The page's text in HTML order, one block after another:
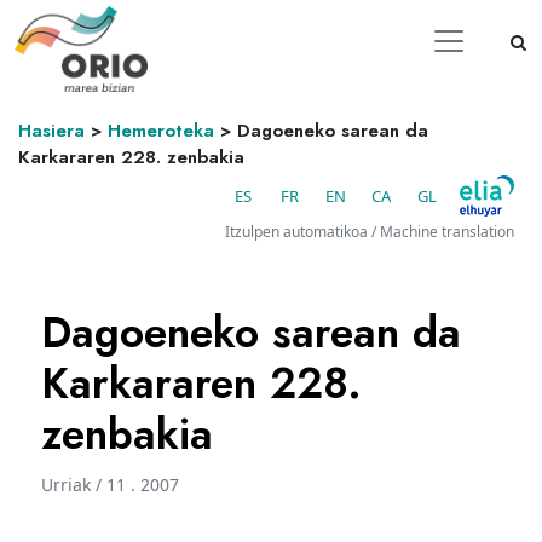
Hasiera > Hemeroteka > Dagoeneko sarean da
Karkararen 228. zenbakia
ES FR EN CA GL
Itzulpen automatikoa / Machine translation
Dagoeneko sarean da
Karkararen 228.
zenbakia
Urriak / 11 . 2007